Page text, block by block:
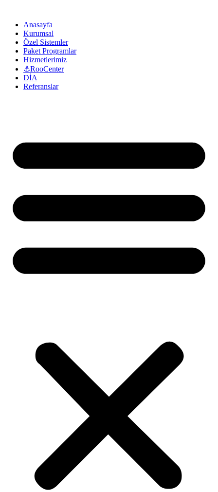
Anasayfa
Kurumsal
Özel Sistemler
Paket Programlar
Hizmetlerimiz
⚓RooCenter
DİA
Referanslar